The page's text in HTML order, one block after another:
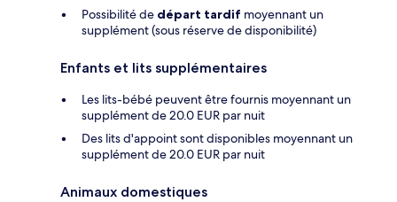
Possibilité de départ tardif moyennant un
supplément (sous réserve de disponibilité)
Enfants et lits supplémentaires
Les lits-bébé peuvent être fournis moyennant un
supplément de 20.0 EUR par nuit
Des lits d'appoint sont disponibles moyennant un
supplément de 20.0 EUR par nuit
Animaux domestiques